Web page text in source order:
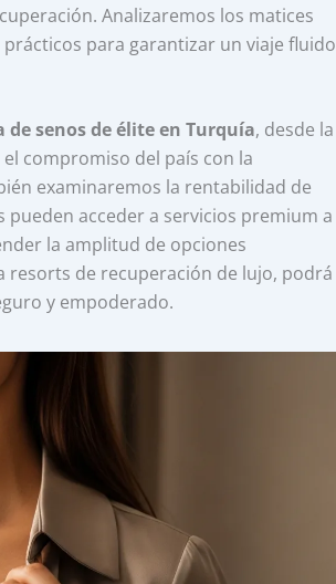
Analizaremos los matices
para garantizar un viaje fluido
de senos de élite en Turquía, desde la
compromiso del país con la
examinaremos la rentabilidad de
acceder a servicios premium a
la amplitud de opciones
resorts de recuperación de lujo, podrá
y empoderado.